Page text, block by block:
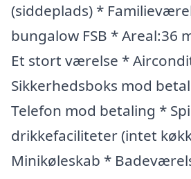
(siddeplads) *
bungalow FSB * Areal:36
Et stort værelse *
Sikkerhedsboks mod
Telefon mod betaling *
drikkefaciliteter (intet
Minikøleskab *